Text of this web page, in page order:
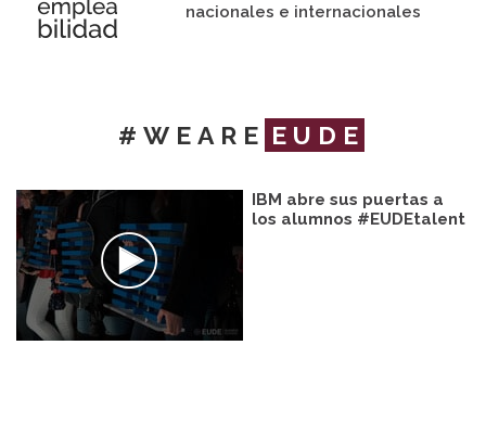
nacionales e internacionales
#WEARE EUDE
IBM abre sus puertas a
los alumnos #EUDEtalent